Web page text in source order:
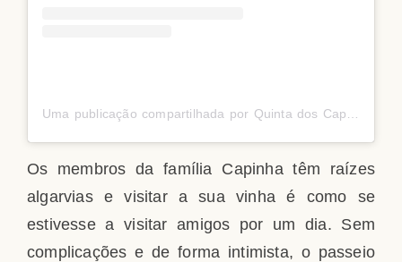
Uma publicação compartilhada por Quinta dos Capinhas (@quintadoscapinhas)
Os membros da família Capinha têm raízes
algarvias e visitar a sua vinha é como se
estivesse a visitar amigos por um dia. Sem
complicações e de forma intimista, o passeio